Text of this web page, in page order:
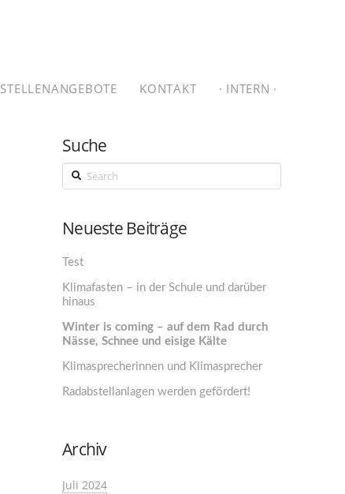
STELLENANGEBOTE KONTAKT · INTERN ·
Suche
Search
Neueste Beiträge
Test
Klimafasten – in der Schule und darüber
hinaus
Winter is coming – auf dem Rad durch
Nässe, Schnee und eisige Kälte
Klimasprecherinnen und Klimasprecher
Radabstellanlagen werden gefördert!
Archiv
Juli 2024